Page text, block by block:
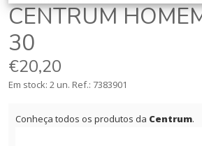
CENTRUM
30
€20,20
Em stock: 2 un. Ref.: 7383901
Conheça todos os produtos da Centrum.